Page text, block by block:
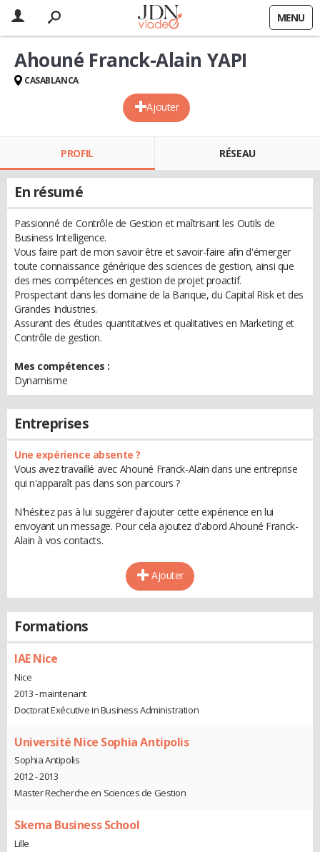
MENU
Ajouter
Ahouné Franck-Alain YAPI
CASABLANCA
PROFIL RÉSEAU
En résumé
Passionné de Contrôle de Gestion et maîtrisant les Outils de
Business Intelligence.
Vous faire part de mon savoir être et savoir-faire afin d'émerger
toute connaissance générique des sciences de gestion, ainsi que
des mes compétences en gestion de projet proactif.
Prospectant dans les domaine de la Banque, du Capital Risk et des
Grandes Industries.
Assurant des études quantitatives et qualitatives en Marketing et
Contrôle de gestion.
Mes compétences :
Dynamisme
Entreprises
Une expérience absente ?
Vous avez travaillé avec Ahouné Franck-Alain dans une entreprise
qui n'apparaît pas dans son parcours ?
N'hésitez pas à lui suggérer d'ajouter cette expérience en lui
envoyant un message. Pour cela ajoutez d'abord Ahouné Franck-
Alain à vos contacts.
Ajouter
Formations
IAE Nice
Nice
2013 - maintenant
Doctorat Exécutive in Business Administration
Université Nice Sophia Antipolis
Sophia Antipolis
2012 - 2013
Master Recherche en Sciences de Gestion
Skema Business School
Lille